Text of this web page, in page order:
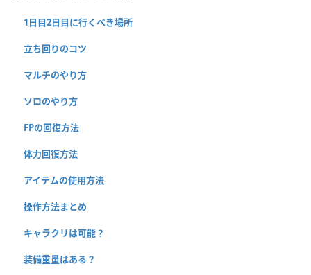
1日目2日目に行くべき場所
立ち回りのコツ
マルチのやり方
ソロのやり方
FPの回復方法
体力回復方法
アイテムの使用方法
操作方法まとめ
キャラクリは可能？
装備重量はある？